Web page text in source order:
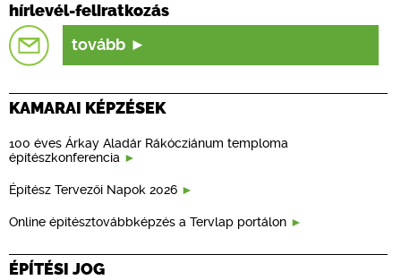
hírlevél-feliratkozás
tovább
KAMARAI KÉPZÉSEK
100 éves Árkay Aladár Rákócziánum temploma
építészkonferencia
Építész Tervezői Napok 2026
Online építésztovábbképzés a Tervlap portálon
ÉPÍTÉSI JOG